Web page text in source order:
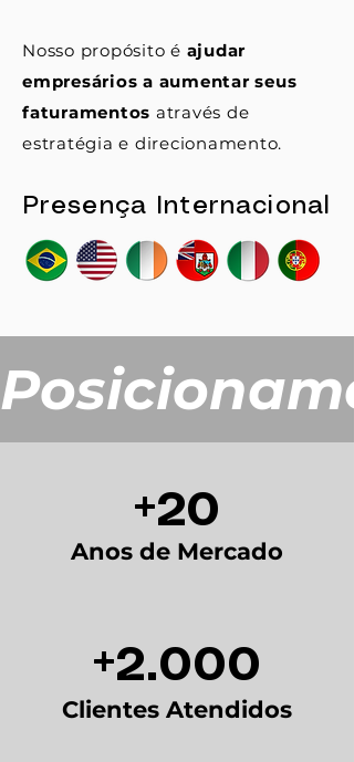
Nosso propósito é ajudar
empresários a aumentar seus
faturamentos através de
estratégia e direcionamento.
Presença Internacional
+20
Anos de Mercado
+2.000
Clientes Atendidos